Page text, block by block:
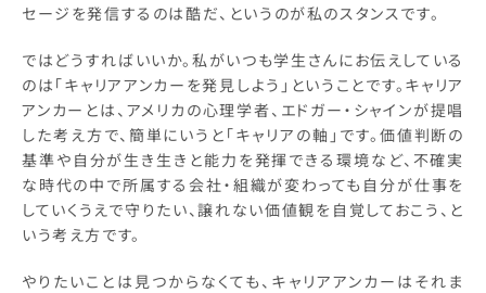
セージを発信するのは酷だ、というのが私のスタンスです。
ではどうすればいいか。私がいつも学生さんにお伝えしている
のは「キャリアアンカーを発見しよう」ということです。キャリア
アンカーとは、アメリカの心理学者、エドガー・シャインが提唱
した考え方で、簡単にいうと「キャリアの軸」です。価値判断の
基準や自分が生き生きと能力を発揮できる環境など、不確実
な時代の中で所属する会社・組織が変わっても自分が仕事を
していくうえで守りたい、譲れない価値観を自覚しておこう、と
いう考え方です。
やりたいことは見つからなくても、キャリアアンカーはそれま